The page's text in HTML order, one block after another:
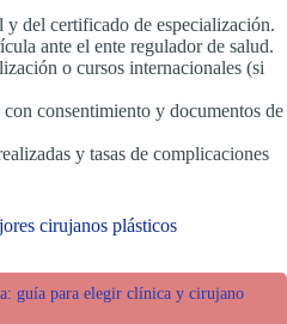
del certificado de especialización.
ante el ente regulador de salud.
o cursos internacionales (si
con consentimiento y documentos de
y tasas de complicaciones
cirujanos plásticos
guía para elegir clínica y cirujano